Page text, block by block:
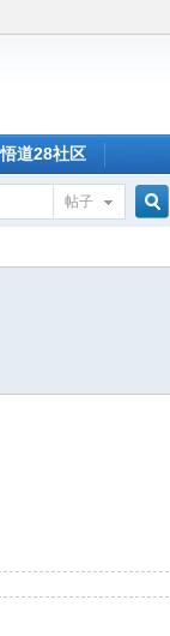
悟道28社区
帖子